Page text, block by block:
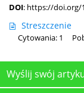
DOI: https://doi.org/
Streszczenie
Cytowania: 1
Wyślij swój